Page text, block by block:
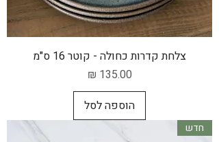
צלחת קדרות כחולה - קוטר 16 ס"מ
מחיר
הוספה לסל
חדש